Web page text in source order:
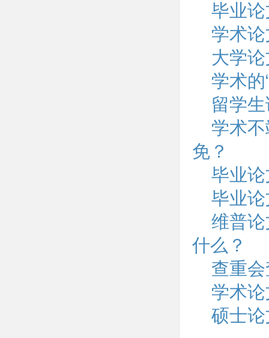
毕业
学术
大学
学术
留学
学术
免？
毕业
毕业
维普
什么？
查重
学术
硕士